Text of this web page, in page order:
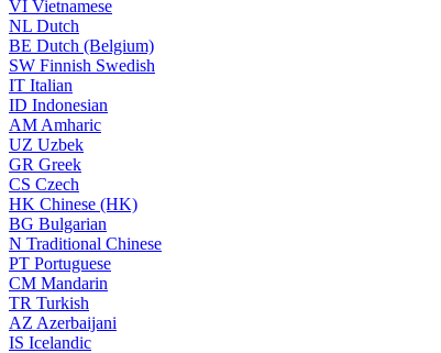
VI Vietnamese
NL Dutch
BE Dutch (Belgium)
SW Finnish Swedish
IT Italian
ID Indonesian
AM Amharic
UZ Uzbek
GR Greek
CS Czech
HK Chinese (HK)
BG Bulgarian
N Traditional Chinese
PT Portuguese
CM Mandarin
TR Turkish
AZ Azerbaijani
IS Icelandic